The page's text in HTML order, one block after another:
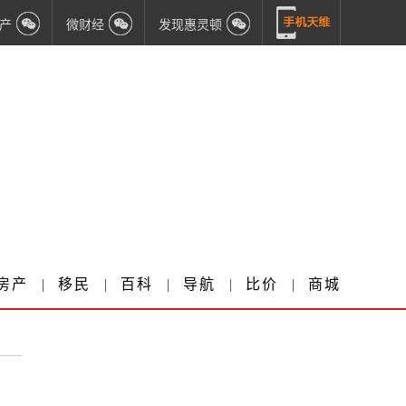
微财经 发现惠灵顿
产 | 移民 | 百科 | 导航 | 比价 | 商城